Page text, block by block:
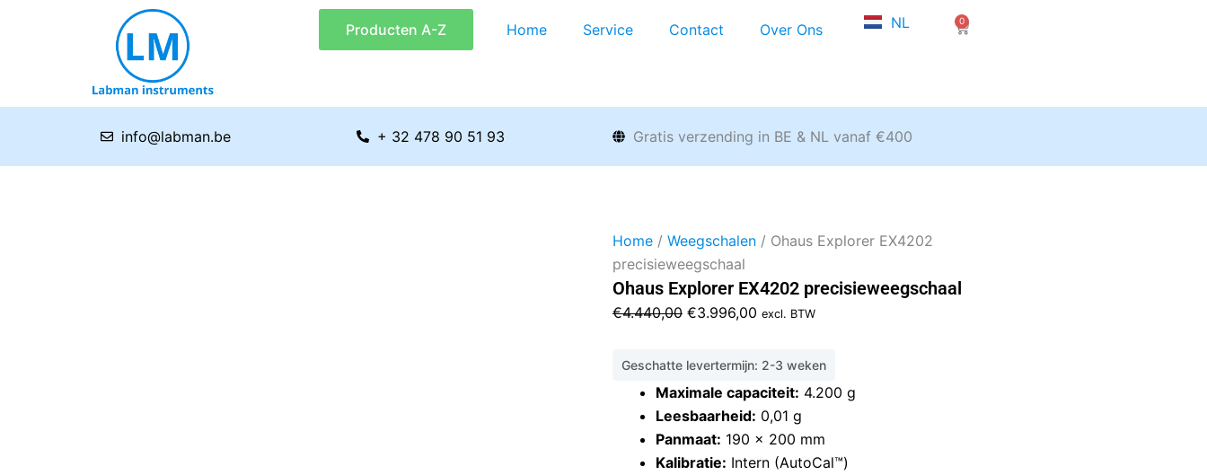
Producten A-Z Home Service Contact Over Ons NL
EN
0
Winkelwagen
info@labman.be + 32 478 90 51 93 Gratis verzending in BE & NL vanaf €400
Home / Weegschalen / Ohaus Explorer EX4202
precisieweegschaal
Ohaus Explorer EX4202 precisieweegschaal
€4.440,00 Oorspronkelijke
was:
€3.996,00 Huidige
is:
excl. BTW
Geschatte levertermijn: 2-3 weken
Maximale capaciteit: 4.200 g
Leesbaarheid: 0,01 g
Panmaat: 190 × 200 mm
Kalibratie: Intern (AutoCal™)